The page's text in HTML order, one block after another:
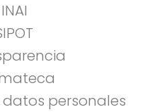
INAI
personales